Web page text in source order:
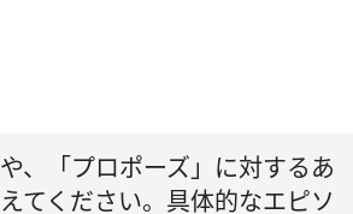
、「プロポーズ」に対するあ
てください。具体的なエピソ